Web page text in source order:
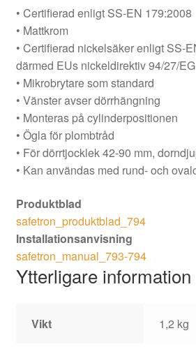
• Certifierad enligt SS-EN 179:2008
• Mattkrom
• Certifierad nickelsäker enligt SS-
därmed EUs nickeldirektiv 94/27/EG
• Mikrobrytare som standard
• Vänster avser dörrhängning
• Monteras på cylinderpositionen
• Ögla för plombtråd
• För dörrtjocklek 42-90 mm,
• Kan användas med rund- och
Produktblad
safetron_produktblad_794
Installationsanvisning
safetron_manual_793-794
Ytterligare information
Vikt 1,2 kg